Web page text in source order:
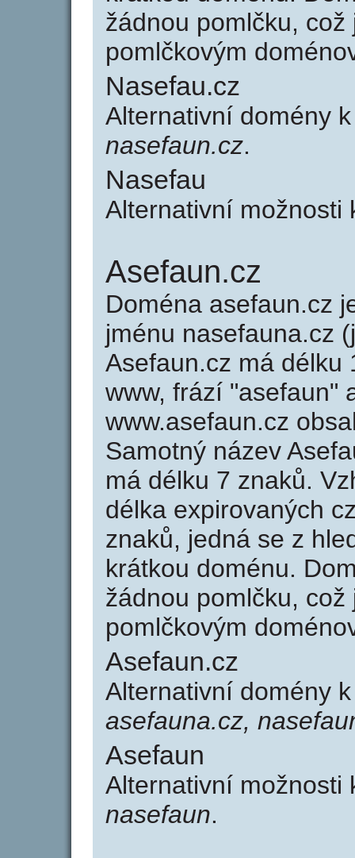
žádnou pomlčku,
pomlčkovým
Nasefau.cz
Alternativní domény
nasefaun.cz.
Nasefau
Alternativní
Asefaun.cz
Doména asefaun.cz
jménu nasefauna.cz
Asefaun.cz má délku
www, frází "asefaun"
www.asefaun.cz
Samotný název
má délku 7 znaků.
délka expirovaných
znaků, jedná se z
krátkou doménu.
žádnou pomlčku,
pomlčkovým
Asefaun.cz
Alternativní domény
asefauna.cz,
Asefaun
Alternativní
nasefaun.